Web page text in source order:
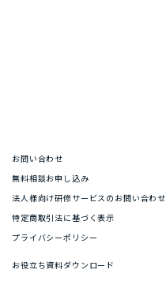
お問い合わせ
無料相談お申し込み
法人様向け研修サービスのお問い合わせ
特定商取引法に基づく表示
プライバシーポリシー
お役立ち資料ダウンロード